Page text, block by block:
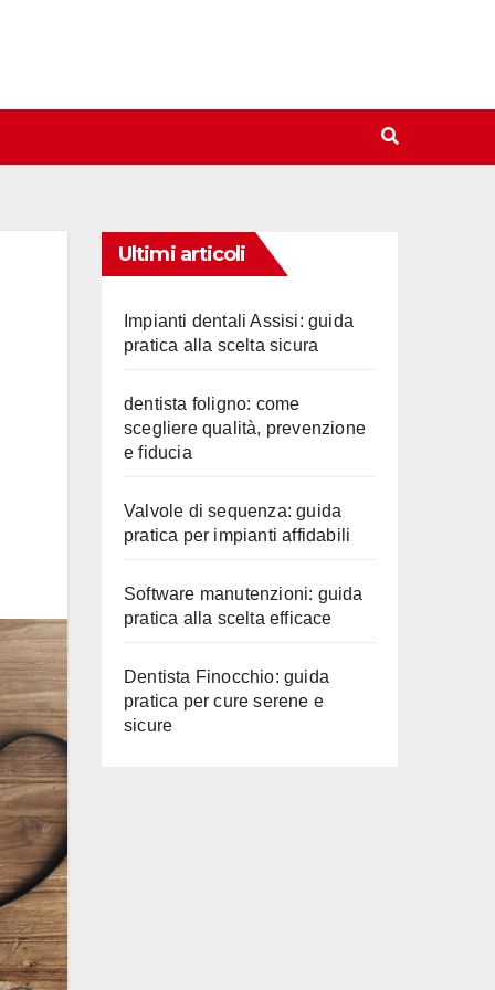
Ultimi articoli
Impianti dentali Assisi: guida
pratica alla scelta sicura
dentista foligno: come
scegliere qualità, prevenzione
e fiducia
Valvole di sequenza: guida
pratica per impianti affidabili
Software manutenzioni: guida
pratica alla scelta efficace
Dentista Finocchio: guida
pratica per cure serene e
sicure